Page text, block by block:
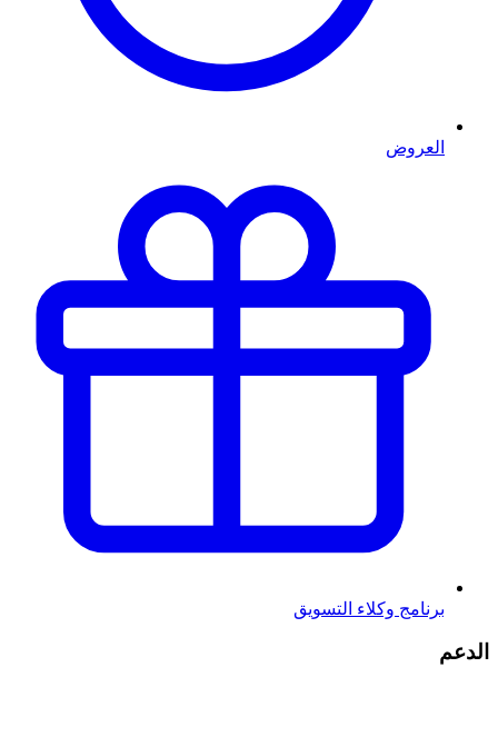
العروض
برنامج وكلاء التسويق
الدعم